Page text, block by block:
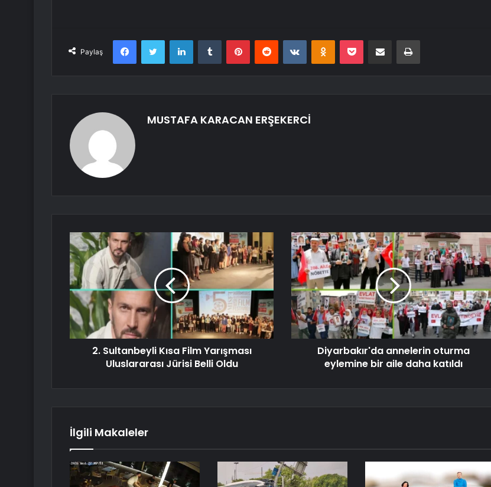
Paylaş
FacebookTwitter LinkedInTumblr PinterestReddit VKontakteOdnoklassniki
Pocket E-Posta ile paylaş Yazdır
MUSTAFA KARACAN ERŞEKERCİ
2. Sultanbeyli Kısa Film Yarışması
Uluslararası Jürisi Belli Oldu
Diyarbakır'da annelerin oturma
eylemine bir aile daha katıldı
İlgili Makaleler